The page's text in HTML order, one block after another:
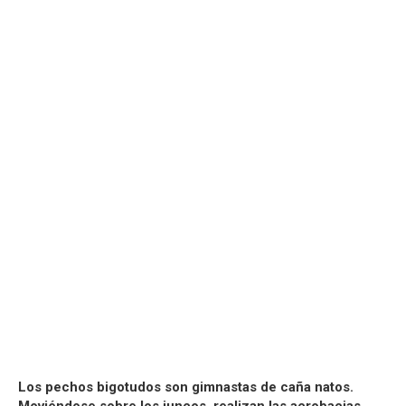
Los pechos bigotudos son gimnastas de caña natos.